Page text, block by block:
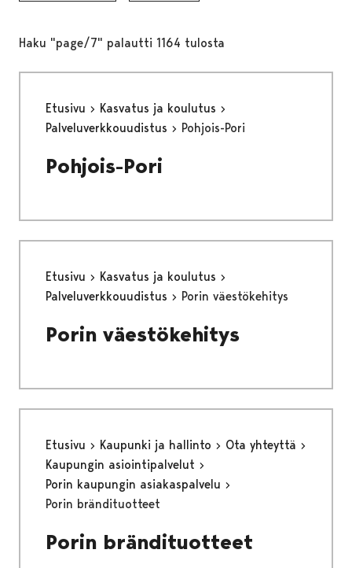
Haku "page/7" palautti 1164 tulosta
Etusivu
Kasvatus ja koulutus
Palveluverkkouudistus
Pohjois-Pori
Pohjois-Pori
Etusivu
Kasvatus ja koulutus
Palveluverkkouudistus
Porin väestökehitys
Porin väestökehitys
Etusivu Kaupunki ja hallinto
Ota yhteyttä
Kaupungin asiointipalvelut
Porin kaupungin asiakaspalvelu
Porin brändituotteet
Porin brändituotteet